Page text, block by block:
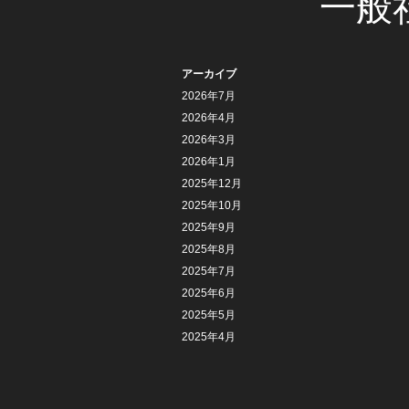
アーカイブ
2026年7月
2026年4月
2026年3月
2026年1月
2025年12月
2025年10月
2025年9月
2025年8月
2025年7月
2025年6月
2025年5月
2025年4月